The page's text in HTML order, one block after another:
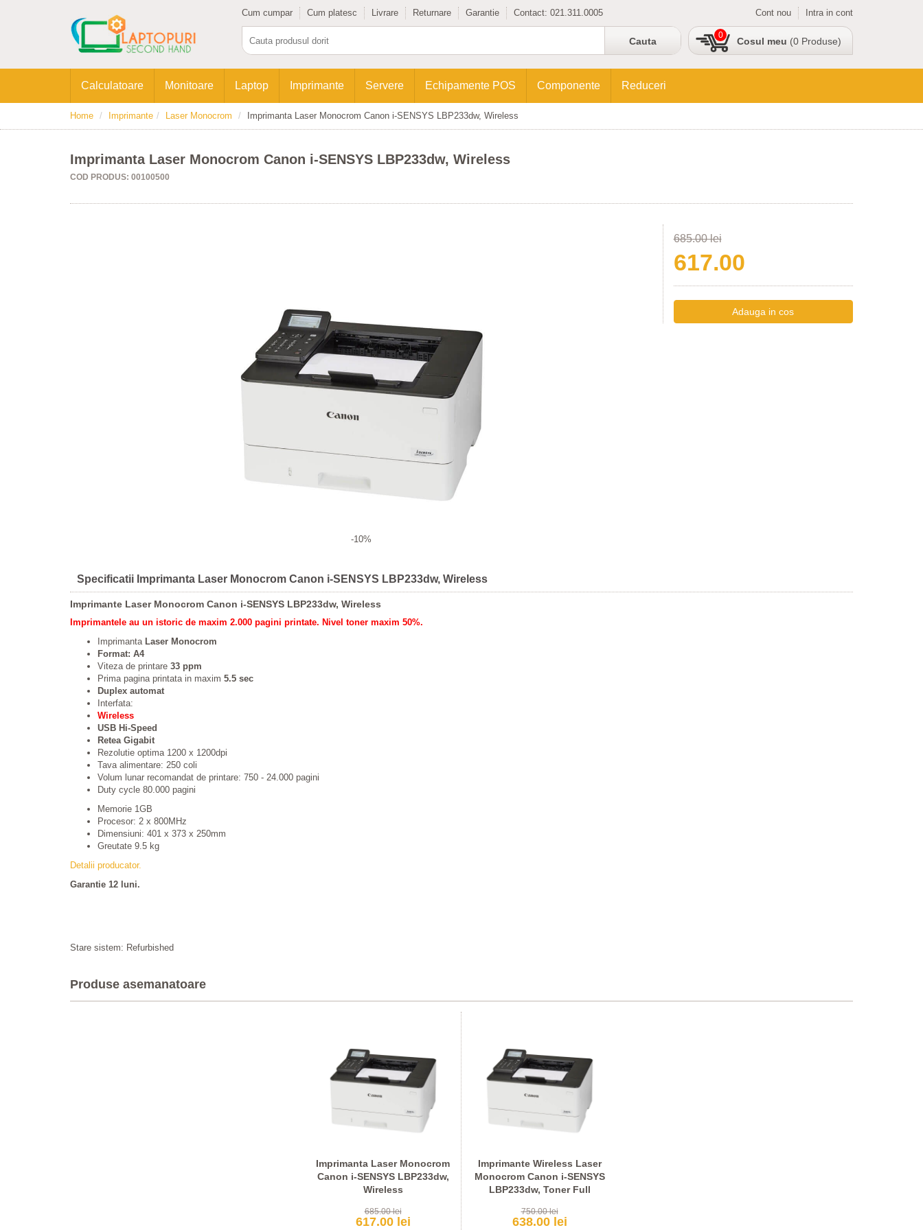
Cum cumpar Cum platesc Livrare Returnare Garantie Contact: 021.311.0005 Cont nou Intra in cont
Cosul meu (0 Produse)
0
Calculatoare Monitoare Laptop Imprimante Servere Echipamente POS Componente Reduceri
Home Imprimante Laser Monocrom Imprimanta Laser Monocrom Canon i-SENSYS LBP233dw, Wireless
Imprimanta Laser Monocrom Canon i-SENSYS LBP233dw, Wireless
COD PRODUS: 00100500
-10%
685.00 lei
617.00
Specificatii Imprimanta Laser Monocrom Canon i-SENSYS LBP233dw, Wireless
Imprimante Laser Monocrom Canon i-SENSYS LBP233dw, Wireless
Imprimantele au un istoric de maxim 2.000 pagini printate. Nivel toner maxim 50%.
Imprimanta Laser Monocrom
Format: A4
Viteza de printare 33 ppm
Prima pagina printata in maxim 5.5 sec
Duplex automat
Interfata:
Wireless
USB Hi-Speed
Retea Gigabit
Rezolutie optima 1200 x 1200dpi
Tava alimentare: 250 coli
Volum lunar recomandat de printare: 750 - 24.000 pagini
Duty cycle 80.000 pagini
Memorie 1GB
Procesor: 2 x 800MHz
Dimensiuni: 401 x 373 x 250mm
Greutate 9.5 kg
Detalii producator.
Garantie 12 luni.
Stare sistem: Refurbished
Produse asemanatoare
Imprimanta Laser Monocrom
Canon i-SENSYS LBP233dw,
Wireless
685.00 lei
617.00 lei
Imprimante Wireless Laser
Monocrom Canon i-SENSYS
LBP233dw, Toner Full
750.00 lei
638.00 lei